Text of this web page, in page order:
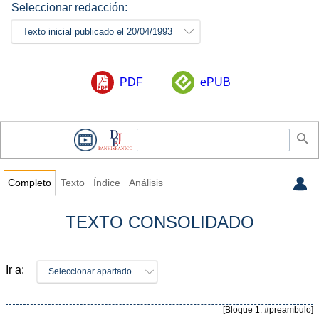
Seleccionar redacción:
Texto inicial publicado el 20/04/1993
PDF ePUB
Completo Texto Índice Análisis
TEXTO CONSOLIDADO
Ir a: Seleccionar apartado
[Bloque 1: #preambulo]